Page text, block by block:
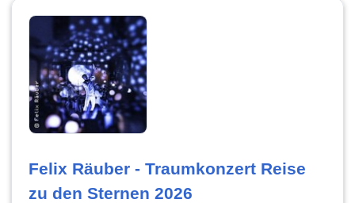
Felix Räuber - Traumkonzert Reise
zu den Sternen 2026